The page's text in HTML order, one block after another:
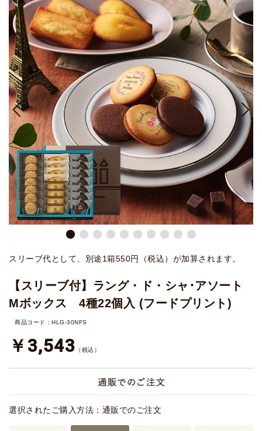
スリーブ代として、別途1箱550円（税込）が加算されます。
【スリーブ付】ラング・ド・シャ･アソート
Mボックス 4種22個入 (フードプリント)
商品コード：HLG-30NFS
￥3,543 （税込）
選択されたご購入方法：通販でのご注文